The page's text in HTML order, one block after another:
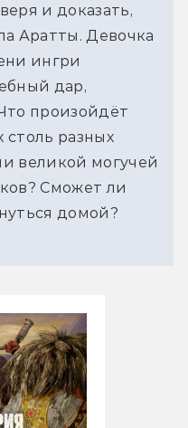
и доказать,
Аратты. Девочка
ингри
дар,
произойдёт
столь разных
великой могучей
Сможет ли
домой?